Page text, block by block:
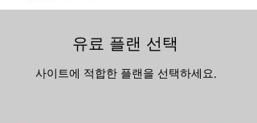
유료 플랜 선택
사이트에 적합한 플랜을 선택하세요.